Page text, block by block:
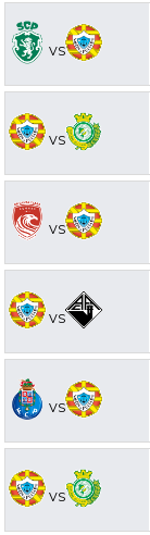
VS
VS
VS
VS
VS
VS